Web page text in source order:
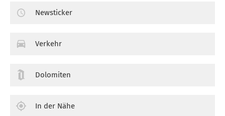
Newsticker
Verkehr
Dolomiten
In der Nähe